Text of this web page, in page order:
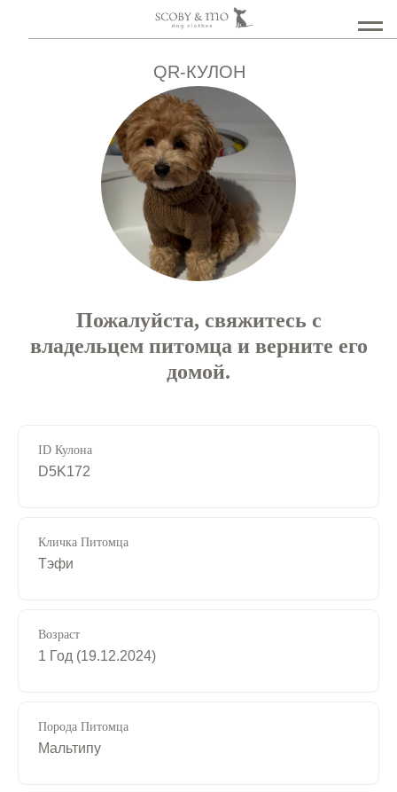
QR-КУЛОН
Пожалуйста, свяжитесь с
владельцем питомца и верните его
домой.
ID Кулона
D5K172
Кличка Питомца
Тэфи
Возраст
1 Год (19.12.2024)
Порода Питомца
Мальтипу